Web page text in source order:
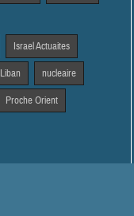
Israel Actuaites
Liban nucleaire
Proche Orient